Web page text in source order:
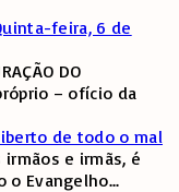
feira, 6 de
DO
– ofício da
de todo o mal
e irmãs, é
o Evangelho...